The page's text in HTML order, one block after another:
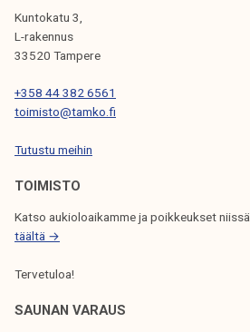
I
E
S
L
A
U
Kuntokatu 3,
L-rakennus
33520 Tampere
+358 44 382 6561
toimisto@tamko.fi
Tutustu meihin
TOIMISTO
Katso aukioloaikamme ja poikkeukset niissä
täältä →
Tervetuloa!
SAUNAN VARAUS